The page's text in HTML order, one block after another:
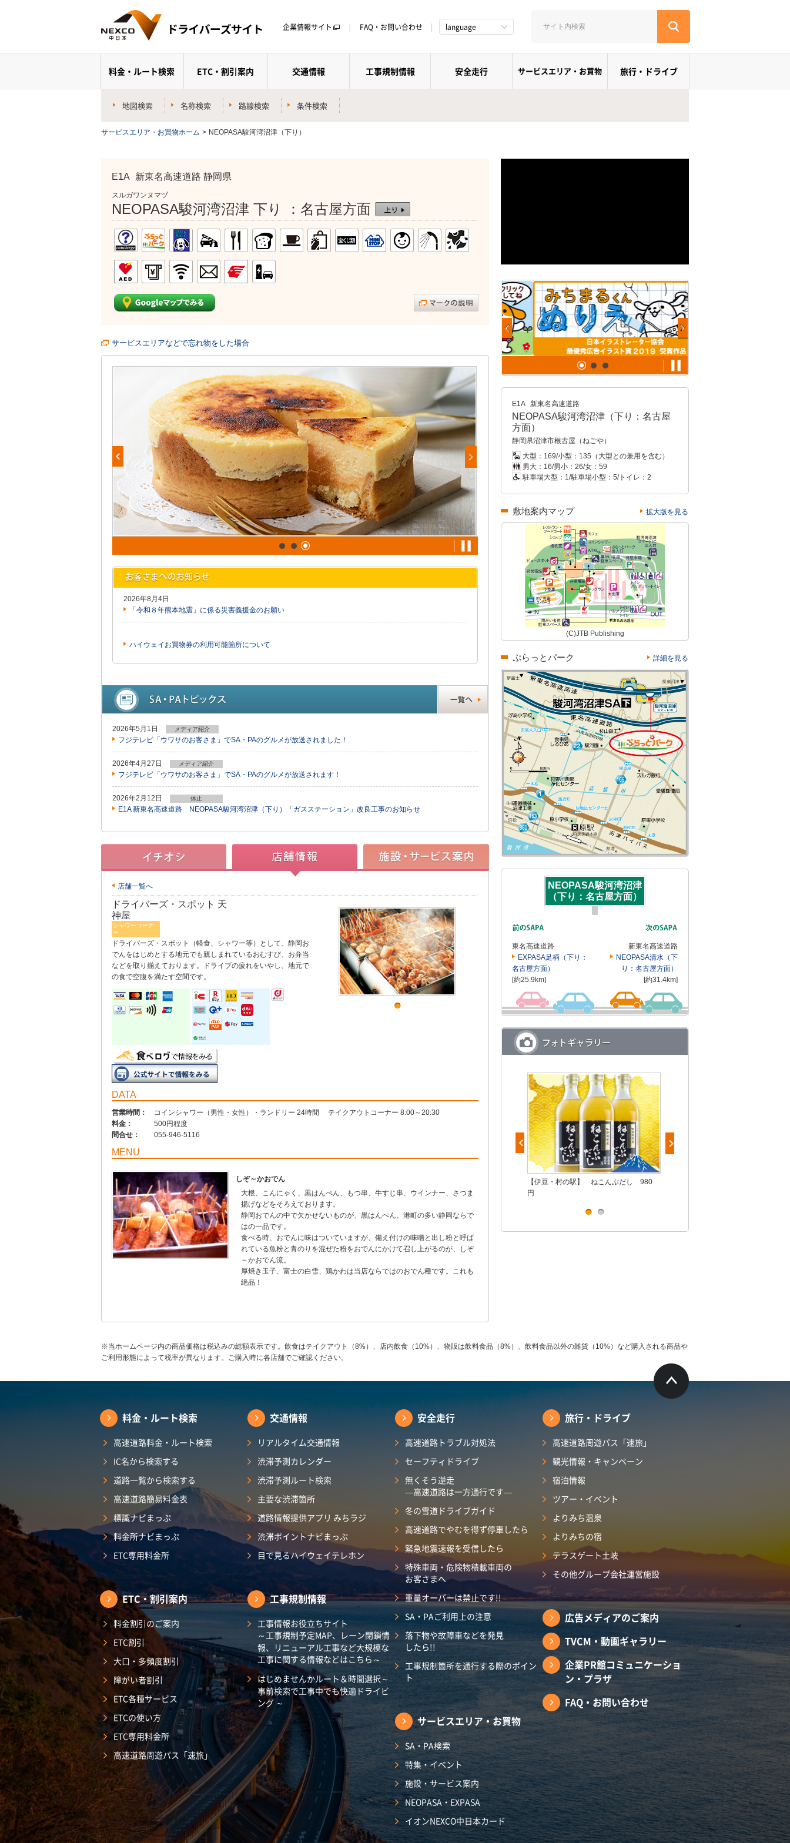
企業情報サイト FAQ・お問い合わせ language
料金・ルート検索 ETC・割引案内 交通情報 工事規制情報 安全走行 サービスエリア・お買物 旅行・ドライブ
地図検索 名称検索 路線検索 条件検索
サービスエリア・お買物ホーム > NEOPASA駿河湾沼津（下り）
E1A 新東名高速道路 静岡県
スルガワンヌマヅ
NEOPASA駿河湾沼津 下り ：名古屋方面
サービスエリアなどで忘れ物をした場合
2026年8月4日
「令和８年熊本地震」に係る災害義援金のお願い
ハイウェイお買物券の利用可能箇所について
2026年5月1日 メディア紹介
フジテレビ「ウワサのお客さま」でSA・PAのグルメが放送されました！
2026年4月27日 メディア紹介
フジテレビ「ウワサのお客さま」でSA・PAのグルメが放送されます！
2026年2月12日 休止
E1A 新東名高速道路 NEOPASA駿河湾沼津（下り）「ガスステーション」改良工事のお知らせ
店舗一覧へ
ドライバーズ・スポット 天
神屋
シャワーコーナ
ー
ドライバーズ・スポット（軽食、シャワー等）として、静岡お
でんをはじめとする地元でも親しまれているおむすび、お弁当
などを取り揃えております。ドライブの疲れをいやし、地元で
の食で空腹を満たす空間です。
DATA
営業時間：
コインシャワー（男性・女性）・ランドリー 24時間 テイクアウトコーナー 8:00～20:30
料金：
500円程度
問合せ：
055-946-5116
MENU
しぞ～かおでん
大根、こんにゃく、黒はんぺん、もつ串、牛すじ串、ウインナー、さつま
揚げなどをそろえております。
静岡おでんの中で欠かせないものが、黒はんぺん。港町の多い静岡ならで
はの一品です。
食べる時、おでんに味はついていますが、備え付けの味噌と出し粉と呼ば
れている魚粉と青のりを混ぜた粉をおでんにかけて召し上がるのが、しぞ
～かおでん流。
厚焼き玉子、富士の白雪、鶏かわは当店ならではのおでん種です。これも
絶品！
E1A 新東名高速道路
NEOPASA駿河湾沼津（下り：名古屋
方面）
静岡県沼津市根古屋（ねごや）
大型：169/小型：135（大型との兼用を含む）
男大：16/男小：26/女：59
駐車場大型：1/駐車場小型：5/トイレ：2
敷地案内マップ 拡大版を見る
(C)JTB Publishing
ぷらっとパーク 詳細を見る
NEOPASA駿河湾沼津
（下り：名古屋方面）
東名高速道路
EXPASA足柄（下り：
名古屋方面）
[約25.9km]
新東名高速道路
NEOPASA清水（下
り：名古屋方面）
[約31.4km]
駿河湾産しらすの五色丼 1,780円
【伊豆・村の駅】 ねこんぶだし 980
円
※当ホームページ内の商品価格は税込みの総額表示です。飲食はテイクアウト（8%）、店内飲食（10%）、物販は飲料食品（8%）、飲料食品以外の雑貨（10%）など購入される商品や
ご利用形態によって税率が異なります。ご購入時に各店舗でご確認ください。
料金・ルート検索
高速道路料金・ルート検索
IC名から検索する
道路一覧から検索する
高速道路簡易料金表
標識ナビまっぷ
料金所ナビまっぷ
ETC専用料金所
ETC・割引案内
料金割引のご案内
ETC割引
大口・多頻度割引
障がい者割引
ETC各種サービス
ETCの使い方
ETC専用料金所
高速道路周遊パス「速旅」
交通情報
リアルタイム交通情報
渋滞予測カレンダー
渋滞予測ルート検索
主要な渋滞箇所
道路情報提供アプリ みちラジ
渋滞ポイントナビまっぷ
目で見るハイウェイテレホン
工事規制情報
工事情報お役立ちサイト
～工事規制予定MAP、レーン閉鎖情
報、リニューアル工事など大規模な
工事に関する情報などはこちら～
はじめませんかルート＆時間選択～
事前検索で工事中でも快適ドライビ
ング ～
安全走行
高速道路トラブル対処法
セーフティドライブ
無くそう逆走
―高速道路は一方通行です―
冬の雪道ドライブガイド
高速道路でやむを得ず停車したら
緊急地震速報を受信したら
特殊車両・危険物積載車両の
お客さまへ
重量オーバーは禁止です!!
SA・PAご利用上の注意
落下物や故障車などを発見
したら!!
工事規制箇所を通行する際のポイン
ト
サービスエリア・お買物
SA・PA検索
特集・イベント
施設・サービス案内
NEOPASA・EXPASA
イオンNEXCO中日本カード
旅行・ドライブ
高速道路周遊パス「速旅」
観光情報・キャンペーン
宿泊情報
ツアー・イベント
よりみち温泉
よりみちの宿
テラスゲート土岐
その他グループ会社運営施設
広告メディアのご案内
TVCM・動画ギャラリー
企業PR館コミュニケーショ
ン・プラザ
FAQ・お問い合わせ